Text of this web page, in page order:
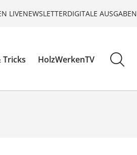
LIVENEWSLETTERDIGITALE AUSGABEN
Tricks HolzWerkenTV